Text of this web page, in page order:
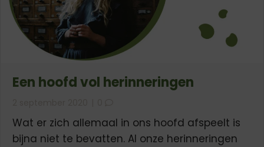
Een hoofd vol herinneringen
Wat er zich allemaal in ons hoofd afspeelt is
bijna niet te bevatten. Al onze herinneringen